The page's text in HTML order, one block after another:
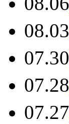
08.03
07.30
07.28
07.27